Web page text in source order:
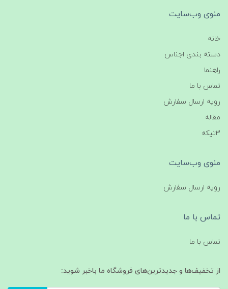
منوی وب‌سایت
خانه
دسته بندی اجناس
راهنما
تماس با ما
رویه ارسال سفارش
مقاله
3تیکه
منوی وب‌سایت
رویه ارسال سفارش
تماس با ما
تماس با ما
از تخفیف‌ها و جدیدترین‌های فروشگاه ما باخبر شوید: